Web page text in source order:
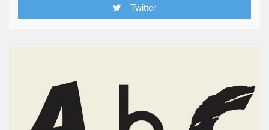
Twitter